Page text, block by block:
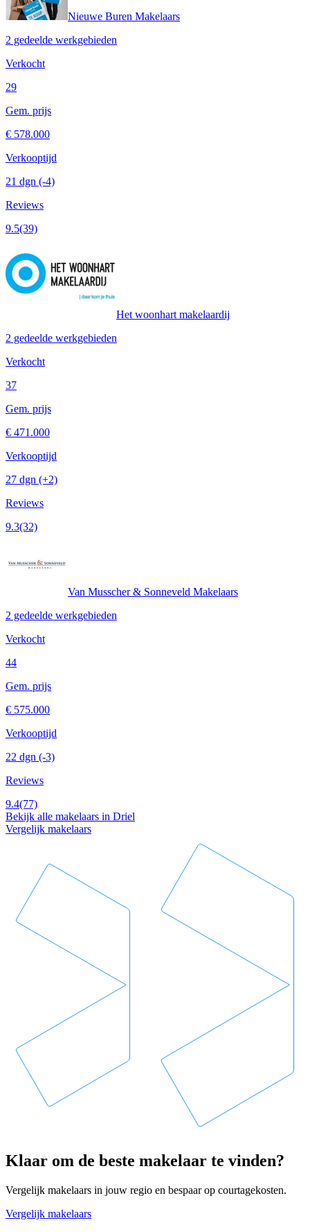
Nieuwe Buren Makelaars
2 gedeelde werkgebieden
Verkocht
29
Gem. prijs
€ 578.000
Verkooptijd
21 dgn (-4)
Reviews
9.5(39)
Het woonhart makelaardij
2 gedeelde werkgebieden
Verkocht
37
Gem. prijs
€ 471.000
Verkooptijd
27 dgn (+2)
Reviews
9.3(32)
Van Musscher & Sonneveld Makelaars
2 gedeelde werkgebieden
Verkocht
44
Gem. prijs
€ 575.000
Verkooptijd
22 dgn (-3)
Reviews
9.4(77)
Bekijk alle makelaars in Driel
Vergelijk makelaars
Klaar om de beste makelaar te vinden?
Vergelijk makelaars in jouw regio en bespaar op courtagekosten.
Vergelijk makelaars